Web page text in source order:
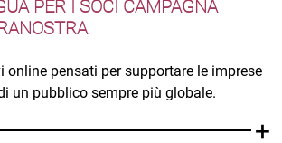
PER I SOCI CAMPAGNA
online pensati per supportare le imprese
un pubblico sempre più globale.